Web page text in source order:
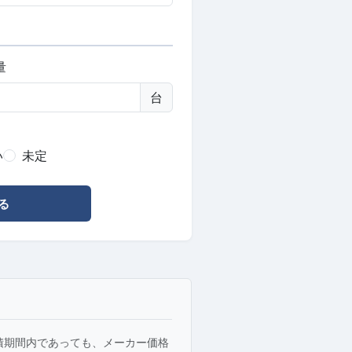
台
未定
間内であっても、メーカー価格